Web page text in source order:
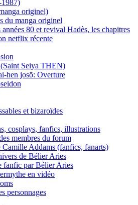
1987)
originel)
du manga originel
années 80 et revival Hadès, les chapitres
netflix récente
Seiya THEN)
hen josō: Overture
et bizaroïdes
cosplays, fanfics, illustrations
membres du forum
Addams (fanfics, fanarts)
de Bélier Aries
fanfic par Bélier Aries
en vidéo
personnages